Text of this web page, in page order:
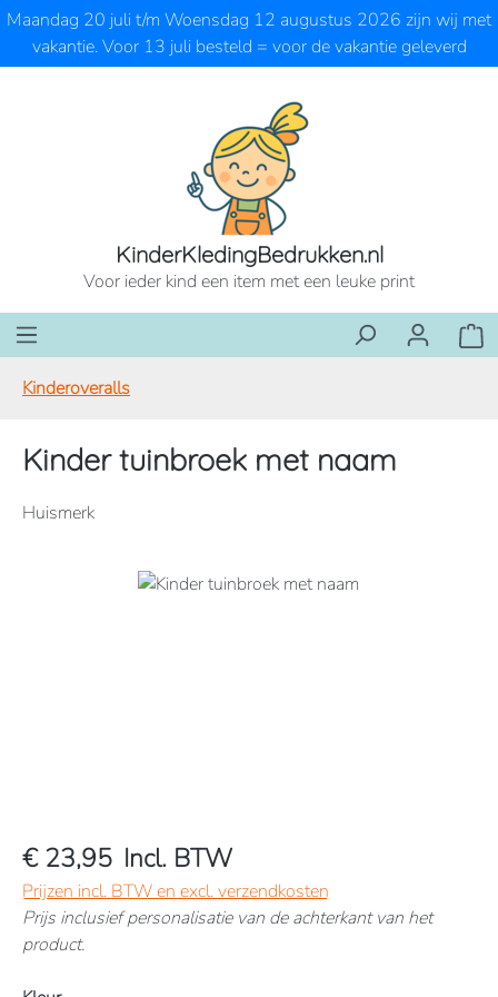
Ga naar de hoofdinhoud
Maandag 20 juli t/m Woensdag 12 augustus 2026 zijn wij met
vakantie. Voor 13 juli besteld = voor de vakantie geleverd
KinderKledingBedrukken.nl
Voor ieder kind een item met een leuke print
Kinderoveralls
Kinder tuinbroek met naam
Huismerk
Afbeeldingengalerij overslaan
€ 23,95 Incl. BTW
Prijzen incl. BTW en excl. verzendkosten
Prijs inclusief personalisatie van de achterkant van het
product.